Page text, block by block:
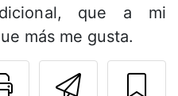
que a mi
más me gusta.
Imprimir
al autor